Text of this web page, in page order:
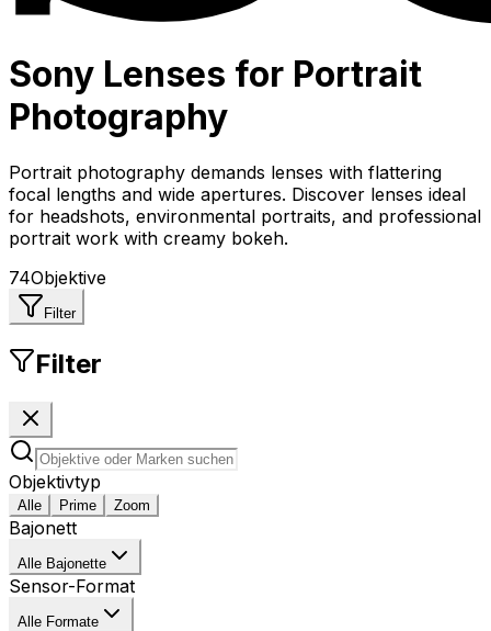
Sony Lenses for Portrait
Photography
Portrait photography demands lenses with flattering
focal lengths and wide apertures. Discover lenses ideal
for headshots, environmental portraits, and professional
portrait work with creamy bokeh.
74Objektive
Filter
Filter
Objektivtyp
Alle Prime Zoom
Bajonett
Alle Bajonette
Sensor-Format
Alle Formate